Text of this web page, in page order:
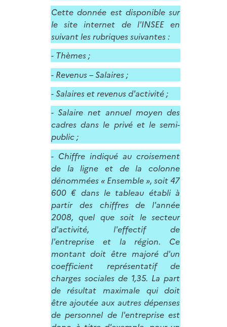
Cette donnée est disponible sur
le site internet de l'INSEE en
suivant les rubriques suivantes :
- Thèmes ;
- Revenus – Salaires ;
- Salaires et revenus d'activité ;
- Salaire net annuel moyen des
cadres dans le privé et le semi-
public ;
- Chiffre indiqué au croisement
de la ligne et de la colonne
dénommées « Ensemble », soit 47
600 € dans le tableau établi à
partir des chiffres de l'année
2008, quel que soit le secteur
d'activité, l'effectif de
l'entreprise et la région. Ce
montant doit être majoré d'un
coefficient représentatif de
charges sociales de 1,35. La part
de résultat maximale qui doit
être ajoutée aux autres dépenses
de personnel de l'entreprise est